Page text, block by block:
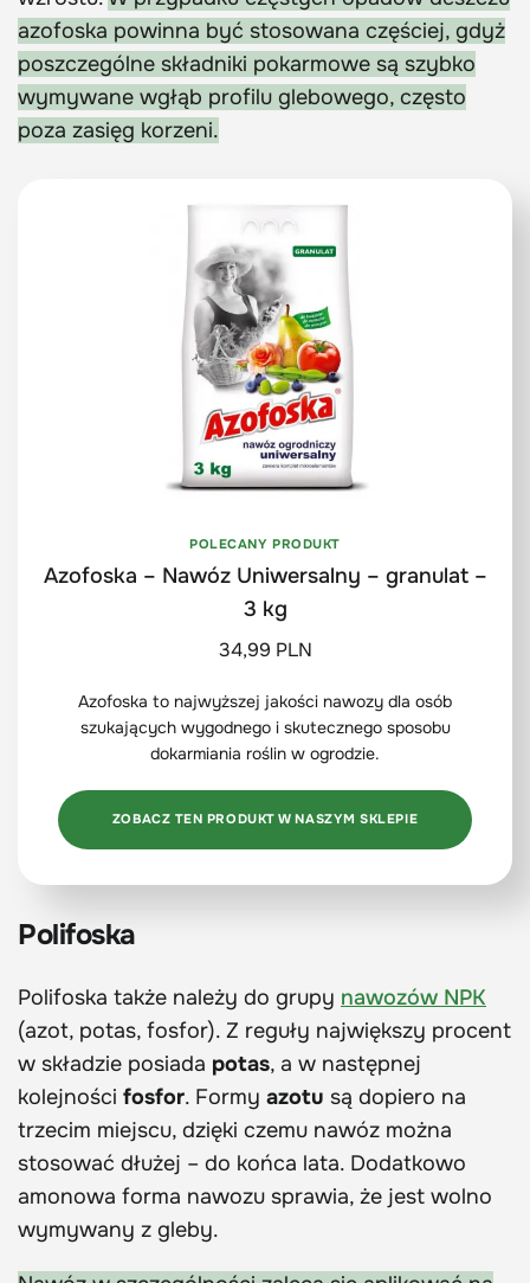
azofoska powinna być stosowana częściej, gdyż
poszczególne składniki pokarmowe są szybko
wymywane wgłąb profilu glebowego, często
poza zasięg korzeni.
POLECANY PRODUKT
Azofoska – Nawóz Uniwersalny – granulat –
3 kg
34,99 PLN
Azofoska to najwyższej jakości nawozy dla osób
szukających wygodnego i skutecznego sposobu
dokarmiania roślin w ogrodzie.
ZOBACZ TEN PRODUKT W NASZYM SKLEPIE
Polifoska
Polifoska także należy do grupy nawozów NPK
(azot, potas, fosfor). Z reguły największy procent
w składzie posiada potas, a w następnej
kolejności fosfor. Formy azotu są dopiero na
trzecim miejscu, dzięki czemu nawóz można
stosować dłużej – do końca lata. Dodatkowo
amonowa forma nawozu sprawia, że jest wolno
wymywany z gleby.